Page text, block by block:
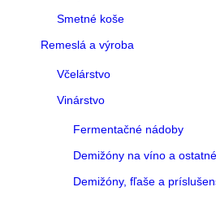
Smetné koše
Remeslá a výroba
Včelárstvo
Vinárstvo
Fermentačné nádoby
Demižóny na víno a ostatné
Demižóny, fľaše a